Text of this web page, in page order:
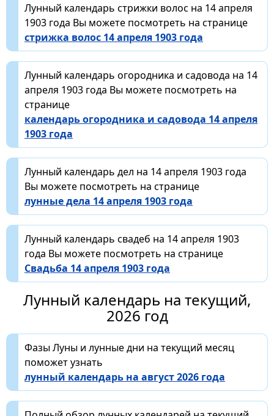
Лунный календарь стрижки волос на 14 апреля
1903 года Вы можете посмотреть на странице
стрижка волос 14 апреля 1903 года
Лунный календарь огородника и садовода на 14
апреля 1903 года Вы можете посмотреть на
странице
календарь огородника и садовода 14 апреля
1903 года
Лунный календарь дел на 14 апреля 1903 года
Вы можете посмотреть на странице
лунные дела 14 апреля 1903 года
Лунный календарь свадеб на 14 апреля 1903
года Вы можете посмотреть на странице
Свадьба 14 апреля 1903 года
Лунный календарь на текущий,
2026 год
Фазы Луны и лунные дни на текущий месяц
поможет узнать
лунный календарь на август 2026 года